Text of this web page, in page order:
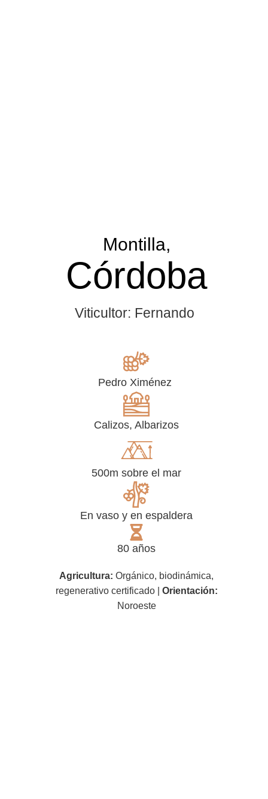
Montilla,
Córdoba
Viticultor: Fernando
Pedro Ximénez
Calizos, Albarizos
500m sobre el mar
En vaso y en espaldera
80 años
Agricultura: Orgánico, biodinámica,
regenerativocertificado| Orientación:
Noroeste